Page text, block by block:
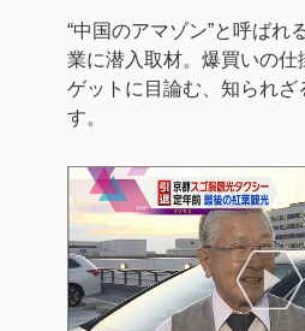
“中国のアマゾン”と呼ばれ
業に潜入取材。爆買いの仕
ゲットに目論む、知られざ
す。